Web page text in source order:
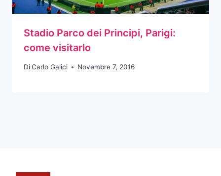
Stadio Parco dei Principi, Parigi:
come visitarlo
DiCarlo Galici Novembre 7, 2016